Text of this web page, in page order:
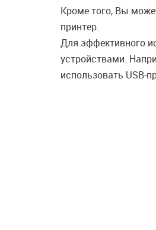
Кроме того, Вы
принтер.
Для эффективного
устройствами.
использовать USB-